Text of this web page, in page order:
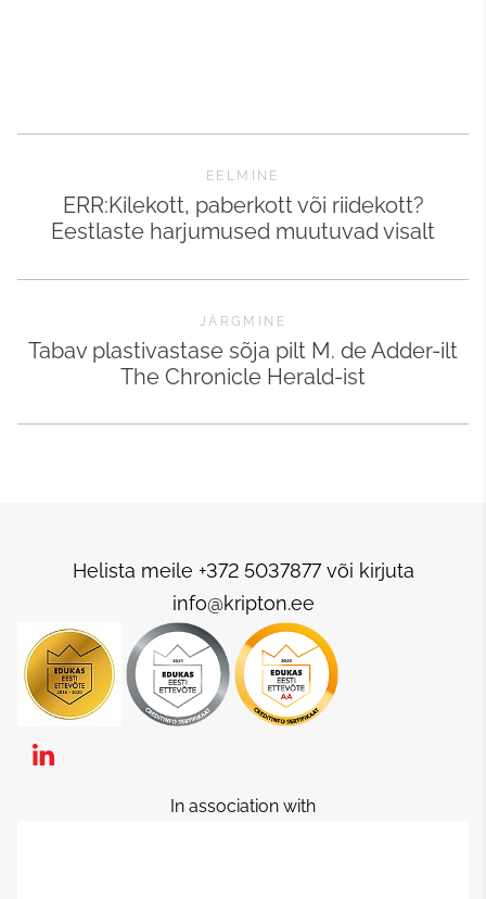
EELMINE
ERR:Kilekott, paberkott või riidekott?
Eestlaste harjumused muutuvad visalt
JÄRGMINE
Tabav plastivastase sõja pilt M. de Adder-ilt
The Chronicle Herald-ist
Helista meile +372 5037877 või kirjuta
info@kripton.ee
In association with